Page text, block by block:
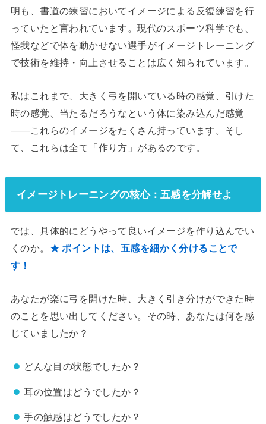
明も、書道の練習においてイメージによる反復練習を行
っていたと言われています。現代のスポーツ科学でも、
怪我などで体を動かせない選手がイメージトレーニング
で技術を維持・向上させることは広く知られています。
私はこれまで、大きく弓を開いている時の感覚、引けた
時の感覚、当たるだろうなという体に染み込んだ感覚
——これらのイメージをたくさん持っています。そし
て、これらは全て「作り方」があるのです。
イメージトレーニングの核心：五感を分解せよ
では、具体的にどうやって良いイメージを作り込んでい
くのか。 ★ ポイントは、五感を細かく分けることで
す！
あなたが楽に弓を開けた時、大きく引き分けができた時
のことを思い出してください。その時、あなたは何を感
じていましたか？
どんな目の状態でしたか？
耳の位置はどうでしたか？
手の触感はどうでしたか？